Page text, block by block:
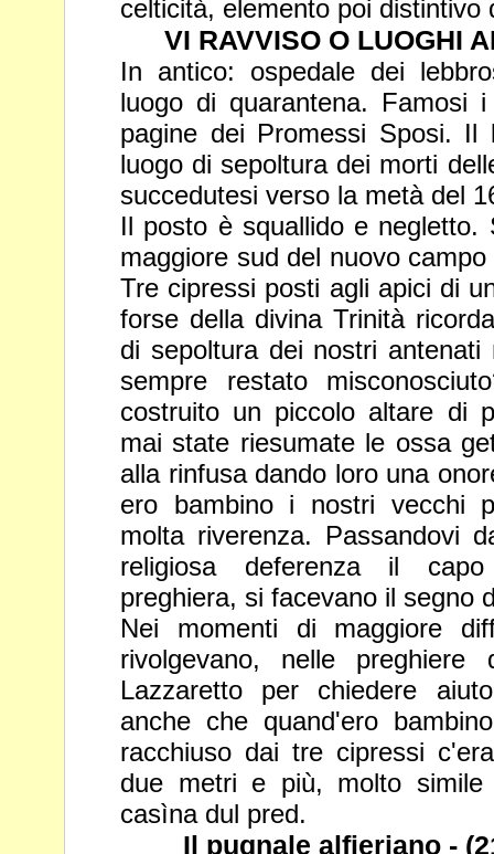
celticità, elemento poi distintivo
VI RAVVISO O LUOGHI
In antico: ospedale dei
luogo di quarantena. Famosi
pagine dei Promessi Sposi. Il
luogo di sepoltura dei morti
succedutesi verso la metà del
Il posto è squallido e
maggiore sud del nuovo
Tre cipressi posti agli apici di
forse della divina Trinità
di sepoltura dei nostri
sempre restato
costruito un piccolo altare di
mai state riesumate le ossa
alla rinfusa dando loro una
ero bambino i nostri vecchi
molta riverenza. Passandovi
religiosa deferenza il
preghiera, si facevano il segno
Nei momenti di maggiore
rivolgevano, nelle
Lazzaretto per chiedere
anche che quand'ero
racchiuso dai tre cipressi
due metri e più, molto
casìna dul pred.
Il pugnale alfieriano -